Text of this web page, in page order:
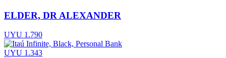
ELDER, DR ALEXANDER
UYU 1.790
UYU 1.343